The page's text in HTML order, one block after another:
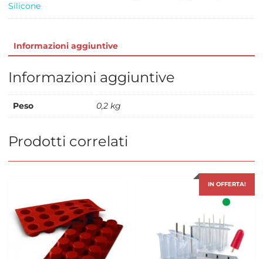
Silicone
Informazioni aggiuntive
Informazioni aggiuntive
Peso 0,2 kg
Prodotti correlati
IN OFFERTA!